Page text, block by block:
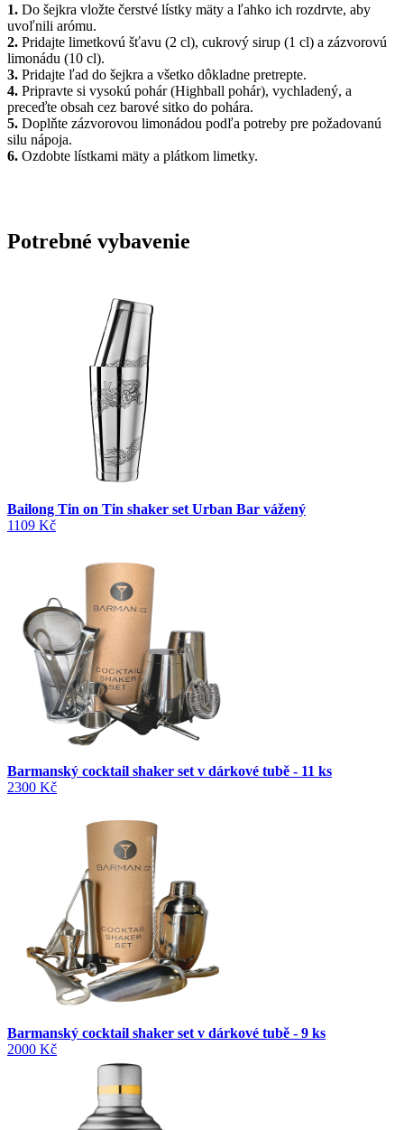
1. Do šejkra vložte čerstvé lístky mäty a ľahko ich rozdrvte, aby
uvoľnili arómu.
2. Pridajte limetkovú šťavu (2 cl), cukrový sirup (1 cl) a zázvorovú
limonádu (10 cl).
3. Pridajte ľad do šejkra a všetko dôkladne pretrepte.
4. Pripravte si vysokú pohár (Highball pohár), vychladený, a
preceďte obsah cez barové sitko do pohára.
5. Doplňte zázvorovou limonádou podľa potreby pre požadovanú
silu nápoja.
6. Ozdobte lístkami mäty a plátkom limetky.
Potrebné vybavenie
Bailong Tin on Tin shaker set Urban Bar vážený
1109 Kč
Barmanský cocktail shaker set v dárkové tubě - 11 ks
2300 Kč
Barmanský cocktail shaker set v dárkové tubě - 9 ks
2000 Kč